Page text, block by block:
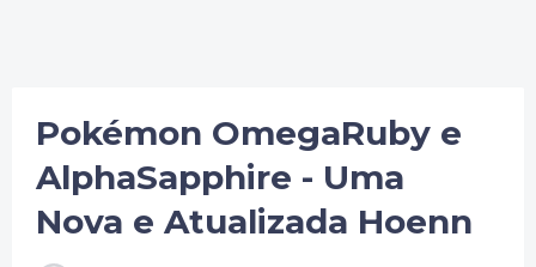
Pokémon OmegaRuby e
AlphaSapphire - Uma
Nova e Atualizada Hoenn